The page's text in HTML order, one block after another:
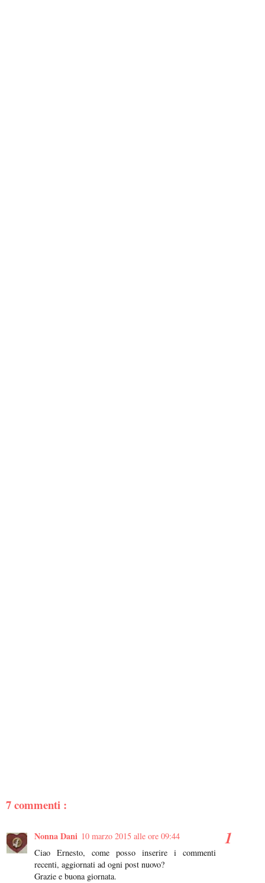
7 commenti :
Nonna Dani 10 marzo 2015 alle ore 09:44
Ciao Ernesto, come posso inserire i commenti
recenti, aggiornati ad ogni post nuovo?
Grazie e buona giornata.